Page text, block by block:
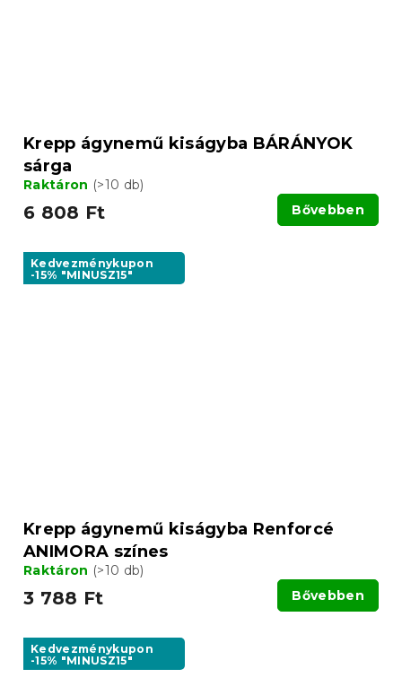
Krepp ágynemű kiságyba BÁRÁNYOK
sárga
Raktáron (>10 db)
6 808 Ft Bővebben
Kedvezménykupon
-15% "MINUSZ15"
Krepp ágynemű kiságyba Renforcé
ANIMORA színes
Raktáron (>10 db)
3 788 Ft Bővebben
Kedvezménykupon
-15% "MINUSZ15"